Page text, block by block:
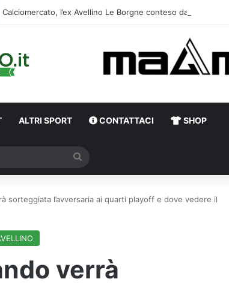
ALTRI SPORT CONTATTACI SHOP
sorteggiata l’avversaria ai quarti playoff e dove vedere il
verrà